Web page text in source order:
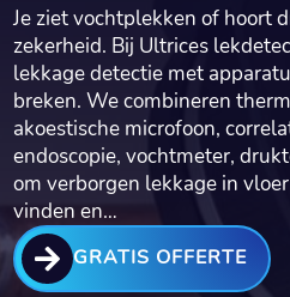
Je ziet vochtplekken of hoort
zekerheid. Bij Ultrices
lekkage detectie met
breken. We combineren
akoestische microfoon,
endoscopie, vochtmeter,
om verborgen lekkage in
vinden en…
 GRATIS OFFERTE